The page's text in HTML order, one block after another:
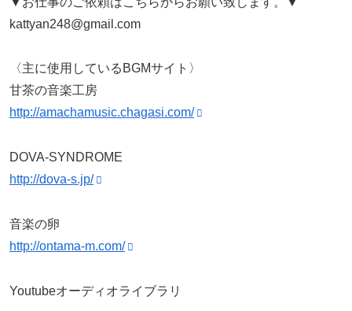
kattyan248@gmail.com
〈主に使用しているBGMサイト〉
甘茶の音楽工房
http://amachamusic.chagasi.com/
DOVA-SYNDROME
http://dova-s.jp/
音楽の卵
http://ontama-m.com/
Youtubeオーディオライブラリ